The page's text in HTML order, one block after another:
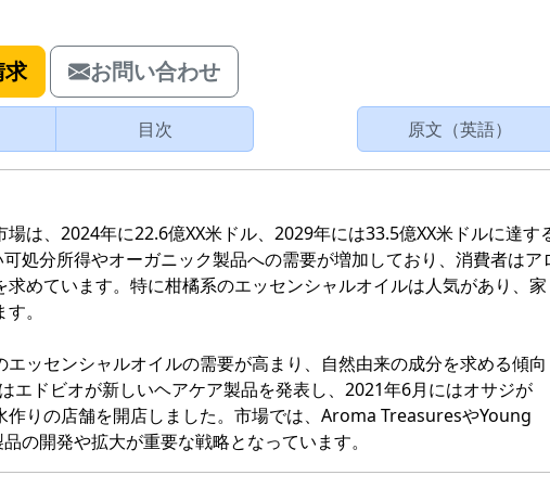
求 お問い合わせ
目次 原文（英語）
は、2024年に22.6億XX米ドル、2029年には33.5億XX米ドルに達す
処分所得やオーガニック製品への需要が増加しており、消費者はア
めています。特に柑橘系のエッセンシャルオイルは人気があり、家
。
ッセンシャルオイルの需要が高まり、自然由来の成分を求める傾向
エドビオが新しいヘアケア製品を発表し、2021年6月にはオサジが
りの店舗を開店しました。市場では、Aroma TreasuresやYoung
の開発や拡大が重要な戦略となっています。